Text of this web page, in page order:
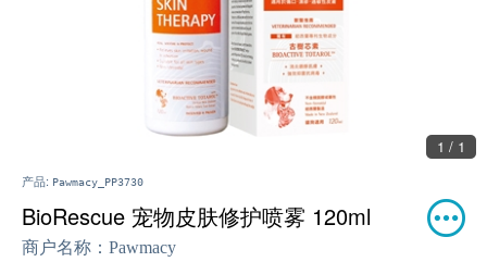
1 / 1
产品: Pawmacy_PP3730
BioRescue 宠物皮肤修护喷雾 120ml
商户名称： Pawmacy